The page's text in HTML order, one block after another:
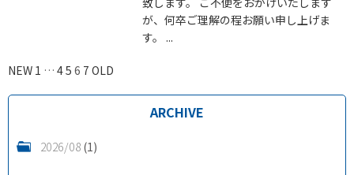
が、何卒ご理解の程お願い申し上げま
す。 ...
NEW 1 … 45 6 7 OLD
ARCHIVE
2026/08(1)